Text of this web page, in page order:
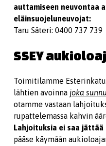
auttamiseen neuvontaa
eläinsuojeluneuvojat:
Taru Säteri: 0400 737 739
SSEY
Toimitilamme Esterinkatu
lähtien avoinna joka
otamme vastaan
rupattelemassa kahvin
Lahjoituksia ei saa jättää
pääse käymään